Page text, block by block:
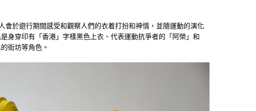
會於遊行期間感受和觀察人們的衣着打扮和神情，並隨運動的演化
身穿印有「香港」字樣黑色上衣、代表運動抗爭者的「阿榮」和
街坊等角色。